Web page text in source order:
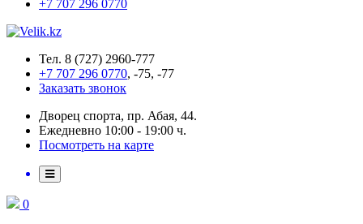
+7 707 296 0770
Тел. 8 (727) 2960-777
+7 707 296 0770, -75, -77
Заказать звонок
Дворец спорта, пр. Абая, 44.
Ежедневно 10:00 - 19:00 ч.
Посмотреть на карте
0